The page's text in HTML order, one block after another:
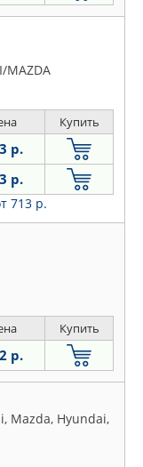
MAZDA
Купить
р.
р.
713 р.
Купить
р.
Mazda, Hyundai,